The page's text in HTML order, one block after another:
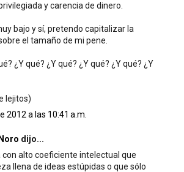
y carencia de dinero.
bajo y sí, pretendo capitalizar la
el tamaño de mi pene.
¿Y qué? ¿Y qué? ¿Y qué? ¿Y qué? ¿Y
lejitos)
2012 a las 10:41 a.m.
dijo...
con alto coeficiente intelectual que
llena de ideas estúpidas o que sólo